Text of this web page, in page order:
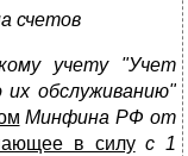
счетов
учету "Учет
обслуживанию"
Минфина РФ от
в силус 1